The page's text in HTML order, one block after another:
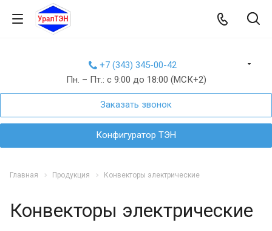
+7 (343) 345-00-42
Пн. – Пт.: с 9:00 до 18:00 (МСК+2)
Заказать звонок
Конфигуратор ТЭН
Главная Продукция Конвекторы электрические
Конвекторы электрические